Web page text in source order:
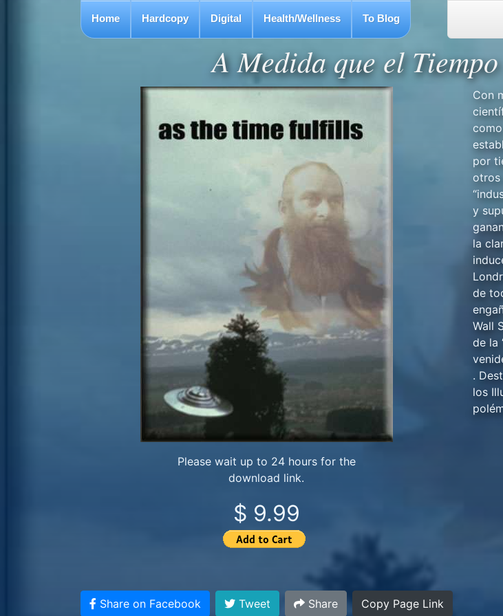
Home Hardcopy Digital Health/Wellness To Blog
A Medida que el
Please wait up to 24 hours for the
download link.
$ 9.99
Con
por
otros
y
la
de
Wall
de la
.
los
Share on Facebook Tweet Share Copy Page Link